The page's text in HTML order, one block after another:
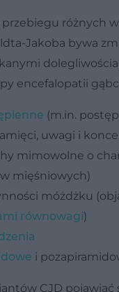
przebiegu różnych
Jakoba bywa
encefalopatii
(m.in.
uwagi i
mimowolne o
mięśniowych)
móżdżku
równowagi)
i
CJD pojawiać